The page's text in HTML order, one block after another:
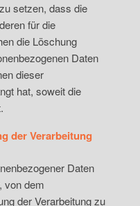
setzen, dass die
für die
die Löschung
Daten
dieser
hat, soweit die
der Verarbeitung
Daten
von dem
der Verarbeitung zu